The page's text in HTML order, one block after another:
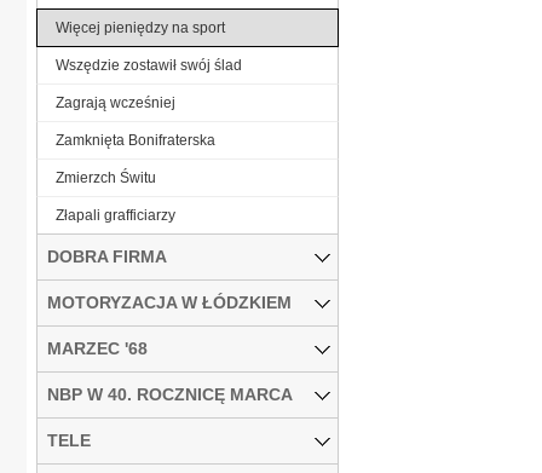
Więcej pieniędzy na sport
Wszędzie zostawił swój ślad
Zagrają wcześniej
Zamknięta Bonifraterska
Zmierzch Świtu
Złapali grafficiarzy
DOBRA FIRMA
MOTORYZACJA W ŁÓDZKIEM
MARZEC '68
NBP W 40. ROCZNICĘ MARCA
TELE